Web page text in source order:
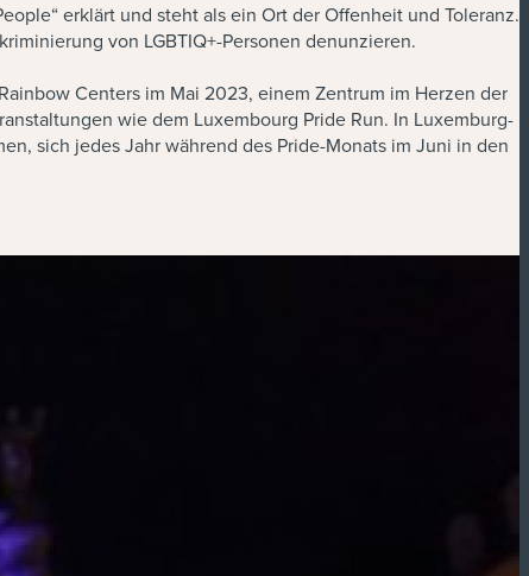
erklärt und steht als ein Ort der Offenheit und Toleranz.
von LGBTIQ+-Personen denunzieren.
Centers im Mai 2023, einem Zentrum im Herzen der
wie dem Luxembourg Pride Run. In Luxemburg-
sich jedes Jahr während des Pride-Monats im Juni in den